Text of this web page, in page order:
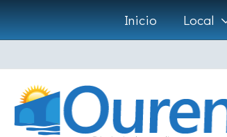
Ir
al
contenido
Inicio Local